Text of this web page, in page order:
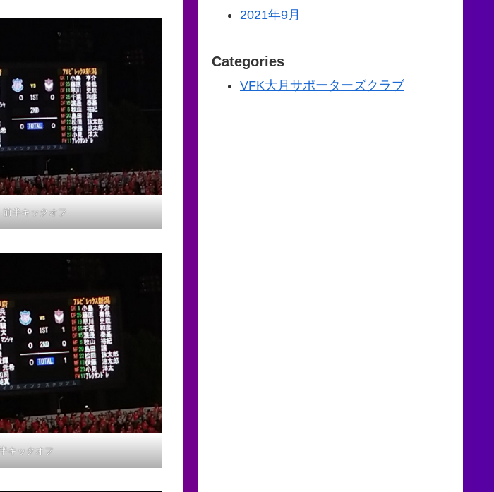
前半キックオフ
キックオフ
2021年9月
Categories
VFK大月サポーターズクラブ